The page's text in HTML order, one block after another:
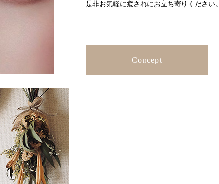
是非お気軽に癒されにお立ち寄りください。
Concept